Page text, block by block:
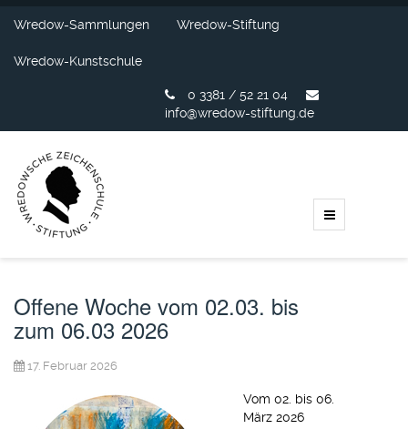
Wredow-Sammlungen Wredow-Stiftung
Wredow-Kunstschule
0 3381 / 52 21 04
info@wredow-stiftung.de
Offene Woche vom 02.03. bis
zum 06.03 2026
17. Februar 2026
Vom 02. bis 06.
März 2026